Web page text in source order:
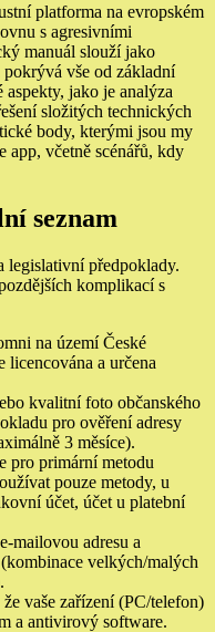
platforma na evropském
s agresivními
manuál slouží jako
vše od základní
jako je analýza
složitých technických
body, kterými jsou my
app, včetně scénářů, kdy
seznam
legislativní předpoklady.
komplikací s
na území České
licencována a určena
kvalitní foto občanského
pro ověření adresy
3 měsíce).
pro primární metodu
pouze metody, u
účet, účet u platební
mailovou adresu a
velkých/malých
že vaše zařízení (PC/telefon)
a antivirový software.